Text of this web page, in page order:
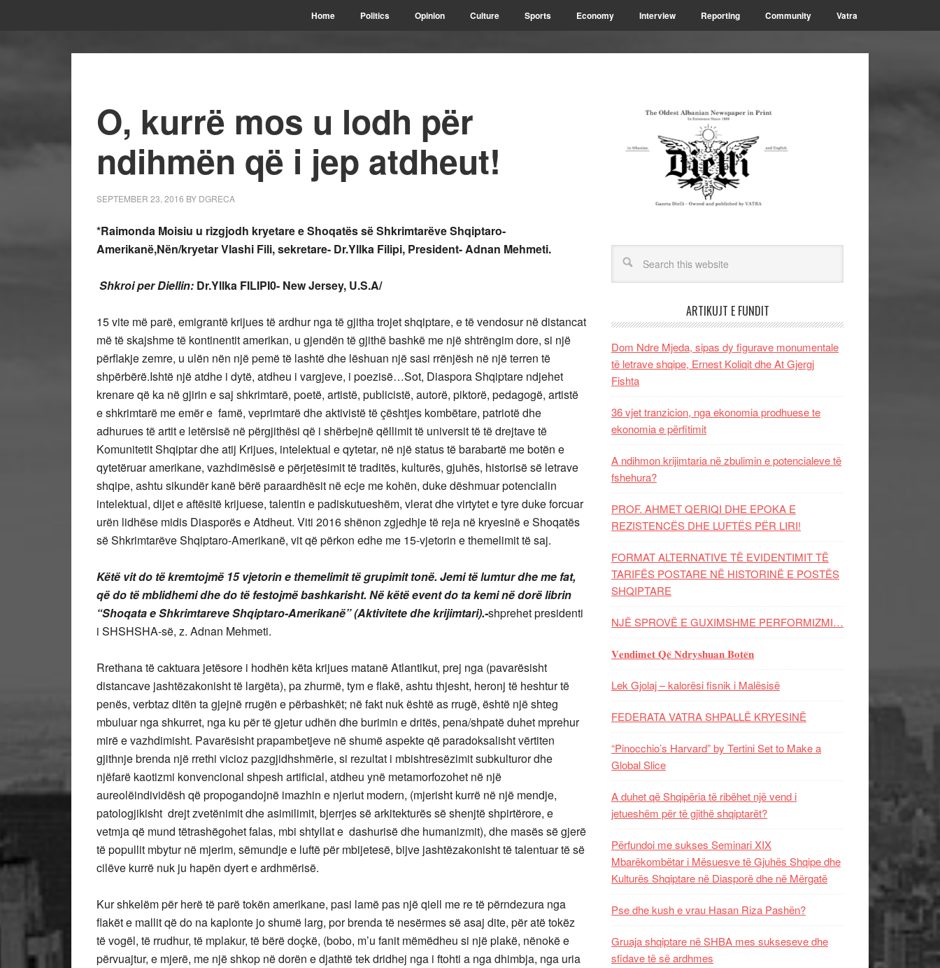
Home Politics Opinion Culture Sports Economy Interview Reporting Community Vatra
O, kurrë mos u lodh për
ndihmën që i jep atdheut!
SEPTEMBER 23, 2016 BY DGRECA
*Raimonda Moisiu u rizgjodh kryetare e Shoqatës së Shkrimtarëve Shqiptaro-
Amerikanë,Nën/kryetar Vlashi Fili, sekretare- Dr.Yllka Filipi, President- Adnan Mehmeti.
Shkroi per Diellin: Dr.Yllka FILIPI0- New Jersey, U.S.A/
15 vite më parë, emigrantë krijues të ardhur nga të gjitha trojet shqiptare, e të vendosur në distancat
më të skajshme të kontinentit amerikan, u gjendën të gjithë bashkë me një shtrëngim dore, si një
përflakje zemre, u ulën nën një pemë të lashtë dhe lëshuan një sasi rrënjësh në një terren të
shpërbërë.Ishtë një atdhe i dytë, atdheu i vargjeve, i poezisë…Sot, Diaspora Shqiptare ndjehet
krenare që ka në gjirin e saj shkrimtarë, poetë, artistë, publicistë, autorë, piktorë, pedagogë, artistë
e shkrimtarë me emër e famë, veprimtarë dhe aktivistë të çështjes kombëtare, patriotë dhe
adhurues të artit e letërsisë në përgjithësi që i shërbejnë qëllimit të universit të të drejtave të
Komunitetit Shqiptar dhe atij Krijues, intelektual e qytetar, në një status të barabartë me botën e
qytetëruar amerikane, vazhdimësisë e përjetësimit të traditës, kulturës, gjuhës, historisë së letrave
shqipe, ashtu sikundër kanë bërë paraardhësit në ecje me kohën, duke dëshmuar potencialin
intelektual, dijet e aftësitë krijuese, talentin e padiskutueshëm, vlerat dhe virtytet e tyre duke forcuar
urën lidhëse midis Diasporës e Atdheut. Viti 2016 shënon zgjedhje të reja në kryesinë e Shoqatës
së Shkrimtarëve Shqiptaro-Amerikanë, vit që përkon edhe me 15-vjetorin e themelimit të saj.
Këtë vit do të kremtojmë 15 vjetorin e themelimit të grupimit tonë. Jemi të lumtur dhe me fat,
që do të mblidhemi dhe do të festojmë bashkarisht. Në këtë event do ta kemi në dorë librin
“Shoqata e Shkrimtareve Shqiptaro-Amerikanë” (Aktivitete dhe krijimtari).-shprehet presidenti
i SHSHSHA-së, z. Adnan Mehmeti.
Rrethana të caktuara jetësore i hodhën këta krijues matanë Atlantikut, prej nga (pavarësisht
distancave jashtëzakonisht të largëta), pa zhurmë, tym e flakë, ashtu thjesht, heronj të heshtur të
penës, verbtaz ditën ta gjejnë rrugën e përbashkët; në fakt nuk është as rrugë, është një shteg
mbuluar nga shkurret, nga ku për të gjetur udhën dhe burimin e dritës, pena/shpatë duhet mprehur
mirë e vazhdimisht. Pavarësisht prapambetjeve në shumë aspekte që paradoksalisht vërtiten
gjithnje brenda një rrethi vicioz pazgjidhshmërie, si rezultat i mbishtresëzimit subkulturor dhe
njëfarë kaotizmi konvencional shpesh artificial, atdheu ynë metamorfozohet në një
aureolëindividësh që propogandojnë imazhin e njeriut modern, (mjerisht kurrë në një mendje,
patologjikisht drejt zvetënimit dhe asimilimit, bjerrjes së arkitekturës së shenjtë shpirtërore, e
vetmja që mund tëtrashëgohet falas, mbi shtyllat e dashurisë dhe humanizmit), dhe masës së gjerë
të popullit mbytur në mjerim, sëmundje e luftë për mbijetesë, bijve jashtëzakonisht të talentuar të së
cilëve kurrë nuk ju hapën dyert e ardhmërisë.
Kur shkelëm për herë të parë tokën amerikane, pasi lamë pas një qiell me re të përndezura nga
flakët e mallit që do na kaplonte jo shumë larg, por brenda të nesërmes së asaj dite, për atë tokëz
të vogël, të rrudhur, të mplakur, të bërë doçkë, (bobo, m’u fanit mëmëdheu si një plakë, nënokë e
përvuajtur, e mjerë, me një shkop në dorën e djathtë tek dridhej nga i ftohti a nga dhimbja, nga uria
ARTIKUJT E FUNDIT
Dom Ndre Mjeda, sipas dy figurave monumentale
të letrave shqipe, Ernest Koliqit dhe At Gjergj
Fishta
36 vjet tranzicion, nga ekonomia prodhuese te
ekonomia e përfitimit
A ndihmon krijimtaria në zbulimin e potencialeve të
fshehura?
PROF. AHMET QERIQI DHE EPOKA E
REZISTENCЁS DHE LUFTЁS PЁR LIRI!
FORMAT ALTERNATIVE TË EVIDENTIMIT TË
TARIFËS POSTARE NË HISTORINË E POSTËS
SHQIPTARE
NJË SPROVË E GUXIMSHME PERFORMIZMI…
𝐕𝐞𝐧𝐝𝐢𝐦𝐞𝐭 𝐐𝐞̈ 𝐍𝐝𝐫𝐲𝐬𝐡𝐮𝐚𝐧 𝐁𝐨𝐭𝐞̈𝐧
Lek Gjolaj – kalorësi fisnik i Malësisë
FEDERATA VATRA SHPALLË KRYESINË
“Pinocchio’s Harvard” by Tertini Set to Make a
Global Slice
A duhet që Shqipëria të ribëhet një vend i
jetueshëm për të gjithë shqiptarët?
Përfundoi me sukses Seminari XIX
Mbarëkombëtar i Mësuesve të Gjuhës Shqipe dhe
Kulturës Shqiptare në Diasporë dhe në Mërgatë
Pse dhe kush e vrau Hasan Riza Pashën?
Gruaja shqiptare në SHBA mes sukseseve dhe
sfidave të së ardhmes